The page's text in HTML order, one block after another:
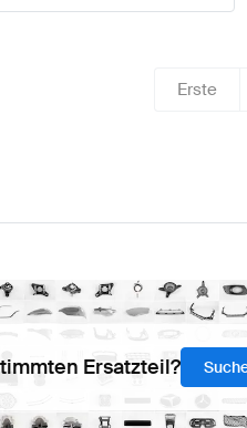
Erste
Ersatzteil?